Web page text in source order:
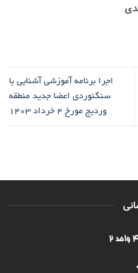
اجرا برنامه آموزشی آشنایی با
سنگنوردی اعضا جدید منطقه
وردیج مورخ ۴ خرداد ۱۴۰۳